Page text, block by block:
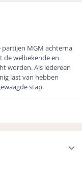
MGM achterna
de welbekende en
worden. Als iedereen
last van hebben
stap.